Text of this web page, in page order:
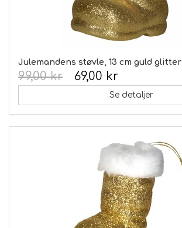
Julemandens støvle, 13 cm guld glitter
69,00 kr
99,00 kr
Se detaljer